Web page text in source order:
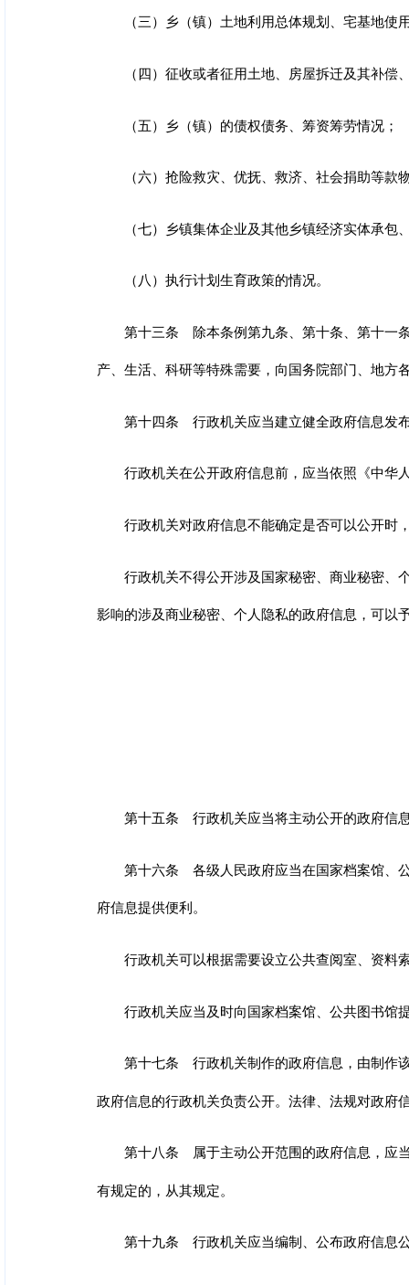
（三）乡（镇）土地利用总体规划、宅基地使
（四）征收或者征用土地、房屋拆迁及其补偿
（五）乡（镇）的债权债务、筹资筹劳情况；
（六）抢险救灾、优抚、救济、社会捐助等款
（七）乡镇集体企业及其他乡镇经济实体承包
（八）执行计划生育政策的情况。
第十三条 除本条例第九条、第十条、第十一
产、生活、科研等特殊需要，向国务院部门、地方
第十四条 行政机关应当建立健全政府信息发
行政机关在公开政府信息前，应当依照《中华
行政机关对政府信息不能确定是否可以公开时
行政机关不得公开涉及国家秘密、商业秘密、
影响的涉及商业秘密、个人隐私的政府信息，可以
第十五条 行政机关应当将主动公开的政府信
第十六条 各级人民政府应当在国家档案馆、
府信息提供便利。
行政机关可以根据需要设立公共查阅室、资料
行政机关应当及时向国家档案馆、公共图书馆
第十七条 行政机关制作的政府信息，由制作
政府信息的行政机关负责公开。法律、法规对政府
第十八条 属于主动公开范围的政府信息，应
有规定的，从其规定。
第十九条 行政机关应当编制、公布政府信息